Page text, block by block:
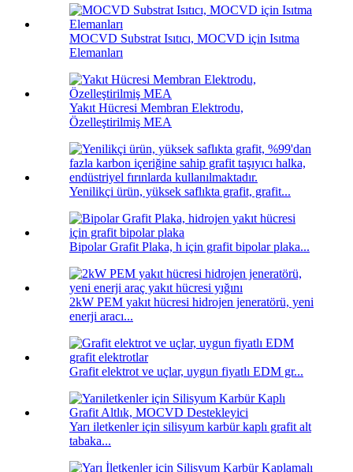
MOCVD Substrat Isıtıcı, MOCVD için Isıtma
Elemanları
Yakıt Hücresi Membran Elektrodu,
Özelleştirilmiş MEA
Yenilikçi ürün, yüksek saflıkta grafit, grafit...
Bipolar Grafit Plaka, h için grafit bipolar plaka...
2kW PEM yakıt hücresi hidrojen jeneratörü, yeni
enerji aracı...
Grafit elektrot ve uçlar, uygun fiyatlı EDM gr...
Yarı iletkenler için silisyum karbür kaplı grafit alt
tabaka...